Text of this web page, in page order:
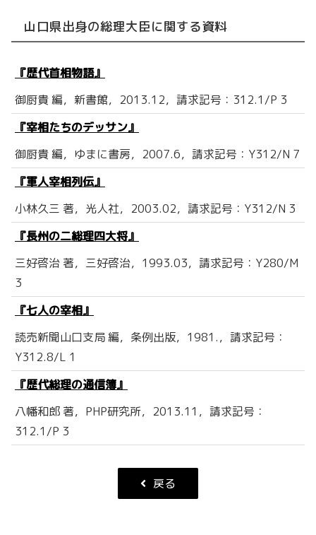
山口県出身の総理大臣に関する資料
『歴代首相物語』
御厨貴 編，新書館，2013.12，請求記号：312.1/P 3
『宰相たちのデッサン』
御厨貴 編，ゆまに書房，2007.6，請求記号：Y312/N 7
『軍人宰相列伝』
小林久三 著，光人社，2003.02，請求記号：Y312/N 3
『長州の二総理四大将』
三好啓治 著，三好啓治，1993.03，請求記号：Y280/M
3
『七人の宰相』
読売新聞山口支局 編，条例出版，1981.，請求記号：
Y312.8/L 1
『歴代総理の通信簿』
八幡和郎 著，PHP研究所，2013.11，請求記号：
312.1/P 3
戻る